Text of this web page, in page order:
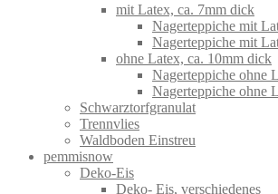
mit Latex, ca. 7mm dick
Nagerteppiche mit
Nagerteppiche mit
ohne Latex, ca. 10mm dick
Nagerteppiche ohne
Nagerteppiche ohne
Schwarztorfgranulat
Trennvlies
Waldboden Einstreu
pemmisnow
Deko-Eis
Deko- Eis, verschiedenes